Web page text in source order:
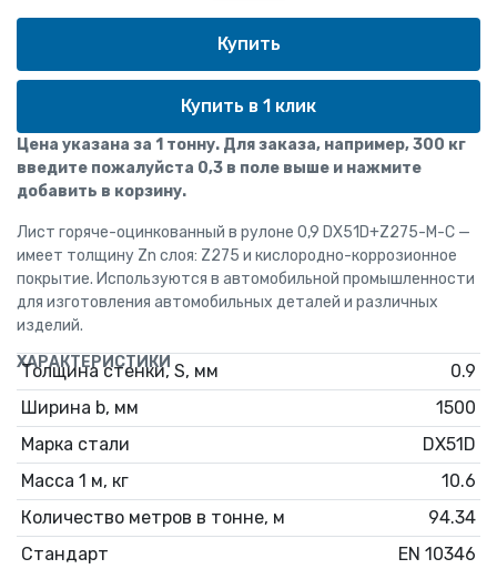
Купить в 1 клик
Цена указана за 1 тонну. Для заказа, например, 300 кг
введите пожалуйста 0,3 в поле выше и нажмите
добавить в корзину.
Лист горяче-оцинкованный в рулоне 0,9 DX51D+Z275-M-C —
имеет толщину Zn слоя: Z275 и кислородно-коррозионное
покрытие. Используются в автомобильной промышленности
для изготовления автомобильных деталей и различных
изделий.
ХАРАКТЕРИСТИКИ
Толщина стенки, S, мм
0.9
Ширина b, мм
1500
Марка стали
DX51D
Масса 1 м, кг
10.6
Количество метров в тонне, м
94.34
Стандарт
EN 10346